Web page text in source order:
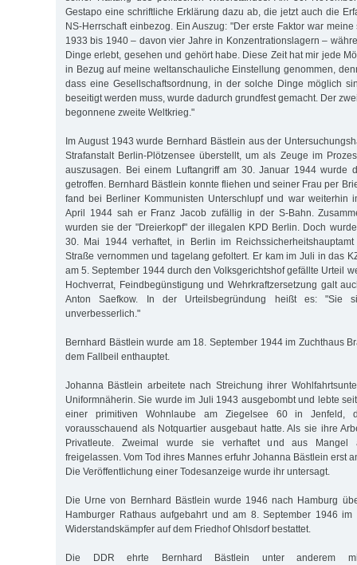
Gestapo eine schriftliche Erklärung dazu ab, die jetzt auch die
NS-Herrschaft einbezog. Ein Auszug: "Der erste Faktor war
1933 bis 1940 – davon vier Jahre in Konzentrationslagern –
Dinge erlebt, gesehen und gehört habe. Diese Zeit hat mir jede
in Bezug auf meine weltanschauliche Einstellung genommen,
dass eine Gesellschaftsordnung, in der solche Dinge möglich
beseitigt werden muss, wurde dadurch grundfest gemacht. Der
begonnene zweite Weltkrieg."
Im August 1943 wurde Bernhard Bästlein aus der
Strafanstalt Berlin-Plötzensee überstellt, um als Zeuge im
auszusagen. Bei einem Luftangriff am 30. Januar 1944 wurde
getroffen. Bernhard Bästlein konnte fliehen und seiner Frau per
fand bei Berliner Kommunisten Unterschlupf und war weiterhin
April 1944 sah er Franz Jacob zufällig in der S-Bahn.
wurden sie der "Dreierkopf" der illegalen KPD Berlin. Doch
30. Mai 1944 verhaftet, in Berlin im
Straße vernommen und tagelang gefoltert. Er kam im Juli in das
am 5. September 1944 durch den Volksgerichtshof gefällte Urteil
Hochverrat, Feindbegünstigung und Wehrkraftzersetzung galt
Anton Saefkow. In der Urteilsbegründung heißt es: "Sie
unverbesserlich."
Bernhard Bästlein wurde am 18. September 1944 im Zuchthaus
dem Fallbeil enthauptet.
Johanna Bästlein arbeitete nach Streichung ihrer
Uniformnäherin. Sie wurde im Juli 1943 ausgebombt und lebte
einer primitiven Wohnlaube am Ziegelsee 60 in Jenfeld,
vorausschauend als Notquartier ausgebaut hatte. Als sie ihre
Privatleute. Zweimal wurde sie verhaftet und aus Mangel
freigelassen. Vom Tod ihres Mannes erfuhr Johanna Bästlein erst
Die Veröffentlichung einer Todesanzeige wurde ihr untersagt.
Die Urne von Bernhard Bästlein wurde 1946 nach Hamburg
Hamburger Rathaus aufgebahrt und am 8. September 1946 im
Widerstandskämpfer auf dem Friedhof Ohlsdorf bestattet.
Die DDR ehrte Bernhard Bästlein unter anderem